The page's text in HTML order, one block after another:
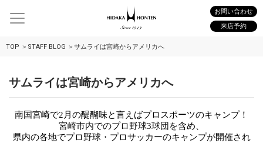
お問い合わせ
来店予約
TOP STAFF BLOG サムライは宮崎からアメリカへ
サムライは宮崎からアメリカへ
南国宮崎で2月の醍醐味と言えばプロスポーツのキャンプ！
宮崎市内でのプロ野球3球団を含め、
県内の各地でプロ野球・プロサッカーのキャンプが開催され